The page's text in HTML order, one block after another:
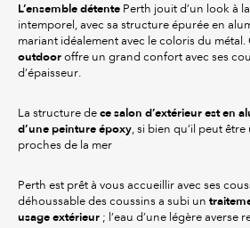
L’ensemble détente Perth jouit d’un look à
intemporel, avec sa structure épurée en
mariant idéalement avec le coloris du métal.
outdoor offre un grand confort avec ses
d’épaisseur.
La structure de ce salon d’extérieurest en
d’une peinture époxy, si bien qu’il peut
proches de la mer
Perth est prêt à vous accueillir avec ses
déhoussable des coussins a subi un
usage extérieur ; l’eau d’une légère averse